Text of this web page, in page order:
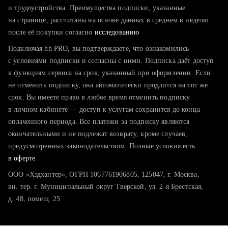
тратите много времени на поиск и вручную поднимаете
хотите сравнить себя с конкурентами и оценить шансы
и трудоустройства. Преимущества подписки, указанные
на странице, рассчитаны на основе данных в среднем в неделю
после её покупки согласно исследованию
Подключая hh PRO, вы подтверждаете, что ознакомились
с условиями подписки и согласны с ними. Подписка даёт доступ
к функциям сервиса на срок, указанный при оформлении. Если
не отменить подписку, она автоматически продлится на тот же
срок. Вы имеете право в любое время отменить подписку
в личном кабинете — доступ к услугам сохранится до конца
оплаченного периода. Все платежи за подписку являются
окончательными и не подлежат возврату, кроме случаев,
предусмотренных законодательством. Полные условия есть
в оферте
ООО «Хэдхантер», ОГРН 1067761906805, 125047, г. Москва,
вн. тер. г. Муниципальный округ Тверской, ул. 2-я Брестская,
д. 48, помещ. 25